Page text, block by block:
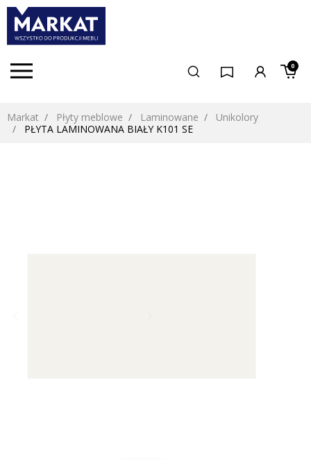
0
Markat Płyty meblowe Laminowane
Unikolory
PŁYTA LAMINOWANA BIAŁY K101 SE